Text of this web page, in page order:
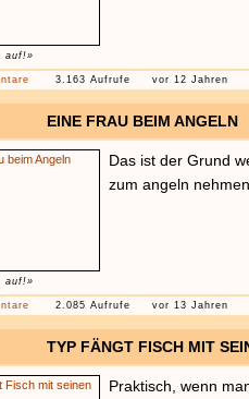
auf!»
3.163 Aufrufe vor 12 Jahren
EINE FRAU BEIM ANGELN
auf!»
Das ist der Grund
zum angeln
2.085 Aufrufe vor 13 Jahren
TYP FÄNGT FISCH MIT
Praktisch, wenn